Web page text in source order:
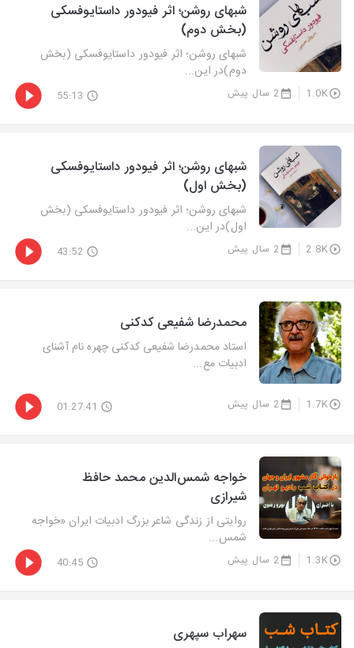
شبهای روشن؛ اثر فیودور داستایوفسكی
(بخش دوم)
شبهای روشن؛ اثر فیودور داستایوفسكی (بخش
دوم)در این...
1.0K 2 سال پیش 55:13
شبهای روشن؛ اثر فیودور داستایوفسكی
(بخش اول)
شبهای روشن؛ اثر فیودور داستایوفسكی (بخش
اول)در این...
2.8K 2 سال پیش 43:52
محمدرضا شفیعی كدكنی
استاد محمدرضا شفیعی كدكنی چهره نام آشنای
ادبیات مع...
1.7K 2 سال پیش 01:27:41
خواجه شمس‌الدین محمد حافظ
شیرازی
روایتی از زندگی شاعر بزرگ ادبیات ایران «خواجه
شمس‌...
1.3K 2 سال پیش 40:45
سهراب سپهری